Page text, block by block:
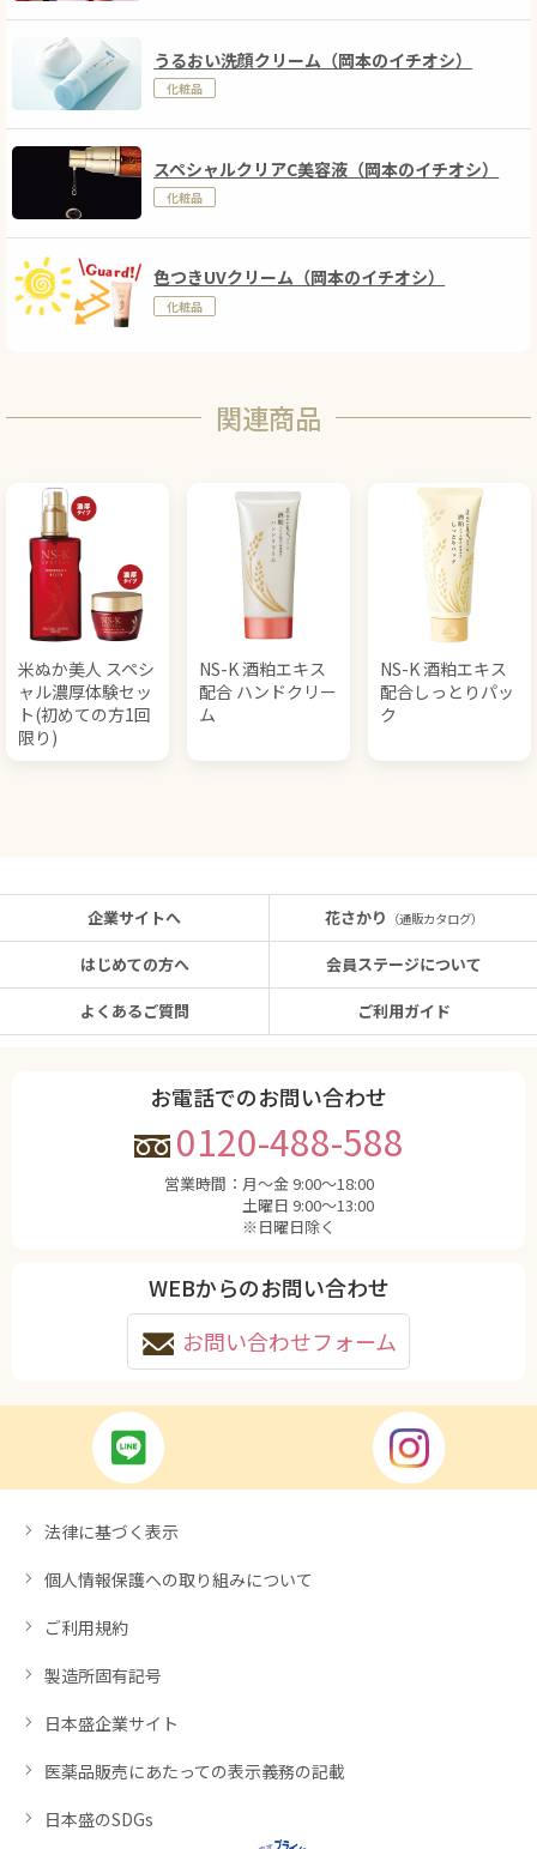
うるおい洗顔クリーム（岡本のイチオシ）
化粧品
スペシャルクリアC美容液（岡本のイチオシ）
化粧品
色つきUVクリーム（岡本のイチオシ）
化粧品
関連商品
米ぬか美人 スペシ
ャル濃厚体験セッ
ト(初めての方1回
限り)
NS-K 酒粕エキス
配合 ハンドクリー
ム
NS-K 酒粕エキス
配合しっとりパッ
ク
企業サイトへ
はじめての方へ
よくあるご質問
花さかり （通販カタログ）
会員ステージについて
ご利用ガイド
お電話でのお問い合わせ
0120-488-588
営業時間： 月〜金 9:00〜18:00
土曜日 9:00〜13:00
※日曜日除く
WEBからのお問い合わせ
お問い合わせフォーム
法律に基づく表示
個人情報保護への取り組みについて
ご利用規約
製造所固有記号
日本盛企業サイト
医薬品販売にあたっての表示義務の記載
日本盛のSDGs